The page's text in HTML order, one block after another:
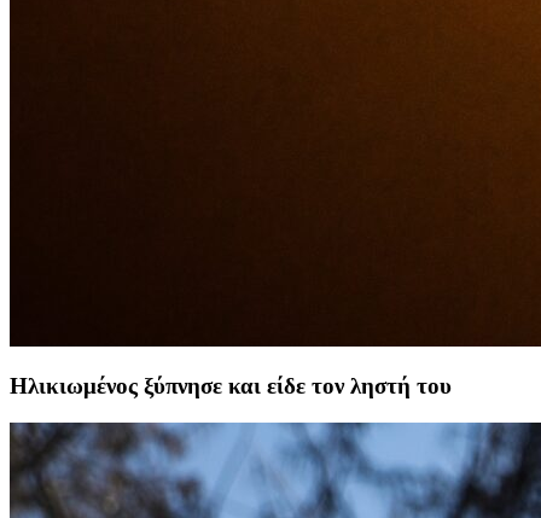
Ηλικιωμένος ξύπνησε και είδε τον ληστή του